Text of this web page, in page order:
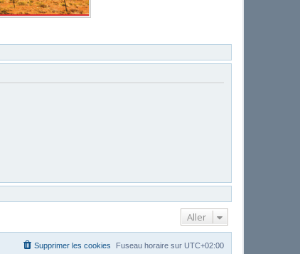
Aller
Fuseau horaire sur UTC+02:00
Supprimer les cookies